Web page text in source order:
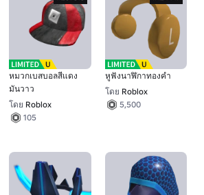
หมวกเบสบอลสีแดง
มันวาว
โดย Roblox
105
หูฟังนาฬิกาทองคํา
โดย Roblox
5,500